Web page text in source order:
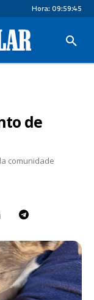
Hora:09:59:46
de
comunidade